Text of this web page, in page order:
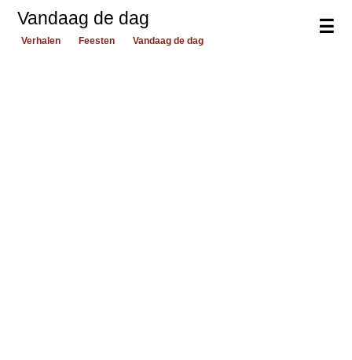
☰
Vandaag de dag
Verhalen Feesten Vandaag de dag